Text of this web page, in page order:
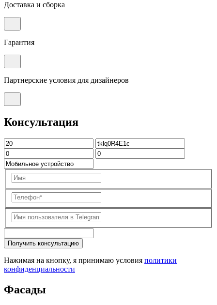
Доставка и сборка
Гарантия
Партнерские условия для дизайнеров
Консультация
Получить консультацию
Нажимая на кнопку, я принимаю условия политики
конфиденциальности
Фасады